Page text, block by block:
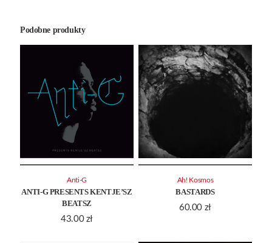
Podobne produkty
ANTI-G PRESENTS KENTJE’SZ
BEATSZ
43.00 zł
Anti-G
BASTARDS
60.00 zł
Ah! Kosmos